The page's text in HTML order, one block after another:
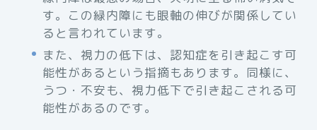
す。この緑内障にも眼軸の伸びが関係してい
ると言われています。
また、視力の低下は、認知症を引き起こす可
能性があるという指摘もあります。同様に、
うつ・不安も、視力低下で引き起こされる可
能性があるのです。